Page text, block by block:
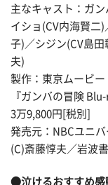
主なキャスト：ガ
イショ(CV内海賢二
子)／シジン(CV島田
夫)
製作：東京ムービー
『ガンバの冒険 Blu-
3万9,800円[税別]
発売元：NBCユニ
(C)斎藤惇夫／岩波
●泣けるおすすめ